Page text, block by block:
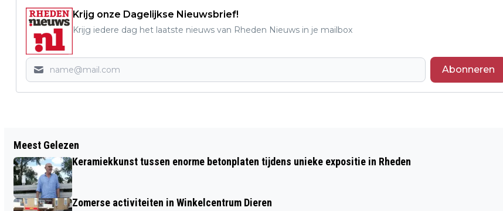
Krijg onze Dagelijkse Nieuwsbrief!
Krijg iedere dag het laatste nieuws van Rheden Nieuws in je mailbox
Abonneren
CURSUS SLOW JOG IN RHEDEN
VELP
Meest Gelezen
Keramiekkunst tussen enorme betonplaten tijdens unieke expositie in Rheden
Zomerse activiteiten in Winkelcentrum Dieren